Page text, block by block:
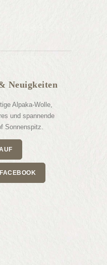
Neuigkeiten
Alpaka-Wolle,
und spannende
Sonnenspitz.